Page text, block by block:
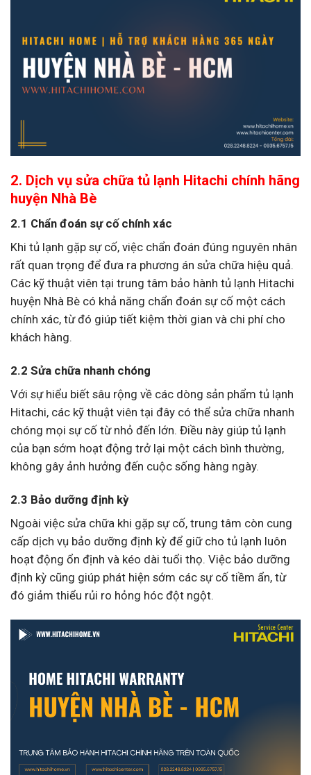
2. Dịch vụ sửa chữa tủ lạnh Hitachi chính hãng
huyện Nhà Bè
2.1 Chẩn đoán sự cố chính xác
Khi tủ lạnh gặp sự cố, việc chẩn đoán đúng nguyên nhân
rất quan trọng để đưa ra phương án sửa chữa hiệu quả.
Các kỹ thuật viên tại trung tâm bảo hành tủ lạnh Hitachi
huyện Nhà Bè có khả năng chẩn đoán sự cố một cách
chính xác, từ đó giúp tiết kiệm thời gian và chi phí cho
khách hàng.
2.2 Sửa chữa nhanh chóng
Với sự hiểu biết sâu rộng về các dòng sản phẩm tủ lạnh
Hitachi, các kỹ thuật viên tại đây có thể sửa chữa nhanh
chóng mọi sự cố từ nhỏ đến lớn. Điều này giúp tủ lạnh
của bạn sớm hoạt động trở lại một cách bình thường,
không gây ảnh hưởng đến cuộc sống hàng ngày.
2.3 Bảo dưỡng định kỳ
Ngoài việc sửa chữa khi gặp sự cố, trung tâm còn cung
cấp dịch vụ bảo dưỡng định kỳ để giữ cho tủ lạnh luôn
hoạt động ổn định và kéo dài tuổi thọ. Việc bảo dưỡng
định kỳ cũng giúp phát hiện sớm các sự cố tiềm ẩn, từ
đó giảm thiểu rủi ro hỏng hóc đột ngột.